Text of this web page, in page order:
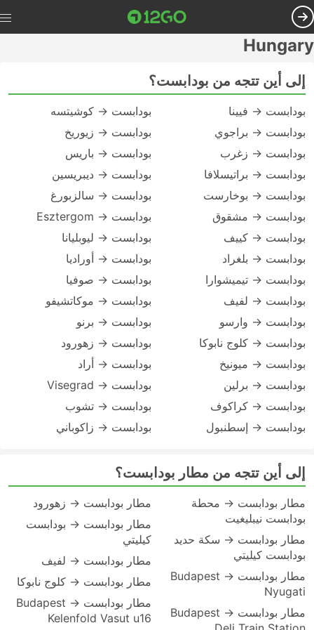
Hungary
إلى أين تتجه من بودابست؟
بودابست → فيينا
بودابست → براجوي
بودابست → زغرب
بودابست → براتيسلافا
بودابست → بوخارست
بودابست → مشقوق
بودابست → كييف
بودابست → بلغراد
بودابست → تيميشوارا
بودابست → لفيف
بودابست → وارسو
بودابست → كلوج نابوكا
بودابست → ميونيخ
بودابست → برلين
بودابست → كراكوف
بودابست → إسطنبول
بودابست → كوشيتسه
بودابست → زيوريخ
بودابست → باريس
بودابست → ديبريسين
بودابست → سالزبورغ
بودابست → Esztergom
بودابست → ليوبليانا
بودابست → أوراديا
بودابست → صوفيا
بودابست → موكاتشيفو
بودابست → برنو
بودابست → زهورود
بودابست → أراد
بودابست → Visegrad
بودابست → تشوب
بودابست → زاكوباني
إلى أين تتجه من مطار بودابست؟
مطار بودابست → محطة
بودابست نيبليغيت
مطار بودابست → سكة حديد
بودابست كيليتي
مطار بودابست → Budapest
Nyugati
مطار بودابست → Budapest
مطار بودابست → زهورود
مطار بودابست → بودابست
كيليتي
مطار بودابست → لفيف
مطار بودابست → كلوج نابوكا
مطار بودابست → Budapest
Kelenfold Vasut u16